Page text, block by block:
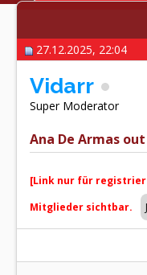
27.12.2025, 22:04
Vidarr
Super Moderator
Ana De Armas
[Link nur für
Mitglieder sichtbar.